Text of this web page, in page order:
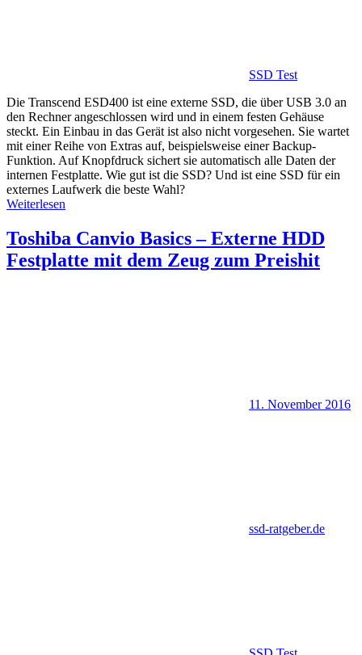
SSD Test
Die Transcend ESD400 ist eine externe SSD, die über USB 3.0 an
den Rechner angeschlossen wird und in einem festen Gehäuse
steckt. Ein Einbau in das Gerät ist also nicht vorgesehen. Sie wartet
mit einer Reihe von Extras auf, beispielsweise einer Backup-
Funktion. Auf Knopfdruck sichert sie automatisch alle Daten der
internen Festplatte. Wie gut ist die SSD? Und ist eine SSD für ein
externes Laufwerk die beste Wahl?
Weiterlesen
Toshiba Canvio Basics – Externe HDD
Festplatte mit dem Zeug zum Preishit
11. November 2016
ssd-ratgeber.de